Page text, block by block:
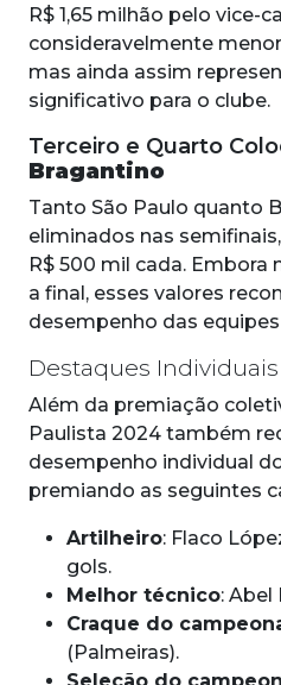
R$ 1,65 milhão pelo vice-
consideravelmente
mas ainda assim
significativo para o clube.
Terceiro e Quarto
Bragantino
Tanto São Paulo quanto
eliminados nas
R$ 500 mil cada. Embora
a final, esses valores
desempenho das
Destaques
Além da premiação
Paulista 2024 também
desempenho individual
premiando as seguintes
Artilheiro: Flaco
gols.
Melhor técnico: Abel
Craque do
(Palmeiras).
Seleção do